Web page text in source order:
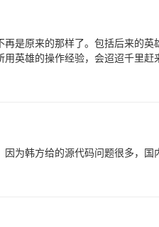
是原来的那样了。包括后来的英
英雄的操作经验，会迢迢千里赶
为韩方给的源代码问题很多，国